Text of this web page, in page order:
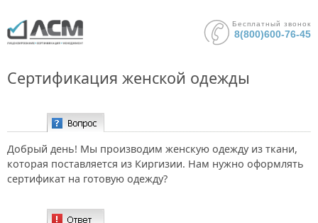
Бесплатный звонок
8(800)600-76-45
Сертификация женской одежды
Вопрос:
Добрый день! Мы производим женскую одежду из ткани,
которая поставляется из Киргизии. Нам нужно оформлять
сертификат на готовую одежду?